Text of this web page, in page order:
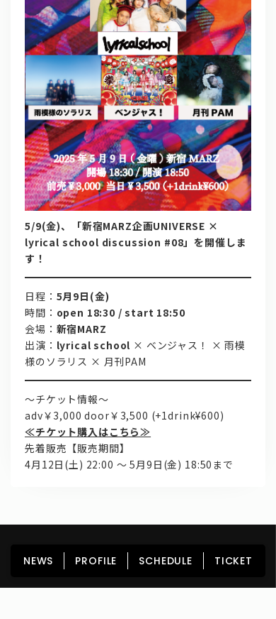
5/9(金)、「新宿MARZ企画UNIVERSE ×
lyrical school discussion #08」を開催しま
す！
日程： 5月9日(金)
時間： open 18:30 / start 18:50
会場： 新宿MARZ
出演： lyrical school × ベンジャス！ × 雨模
様のソラリス × 月刊PAM
～チケット情報～
adv￥3,000 door￥3,500 (+1drink¥600)
≪チケット購入はこちら≫
先着販売【販売期間】
4月12日(土) 22:00 〜 5月9日(金) 18:50まで
HOME NEWS PROFILE
SCHEDULE
DISCOGRAPHY
GOODS FAN CLUB
NEWS PROFILE SCHEDULE TICKET
問い合わせ, 取材,出演依頼
lyrical school official web shop